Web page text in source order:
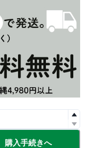
購入手続きへ